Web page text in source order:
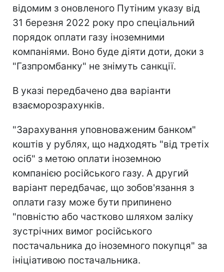
відомим з оновленого Путіним указу від
31 березня 2022 року про спеціальний
порядок оплати газу іноземними
компаніями. Воно буде діяти доти, доки з
"Газпромбанку" не знімуть санкції.
В указі передбачено два варіанти
взаєморозрахунків.
"Зарахування уповноваженим банком"
коштів у рублях, що надходять "від третіх
осіб" з метою оплати іноземною
компанією російського газу. А другий
варіант передбачає, що зобов'язання з
оплати газу може бути припинено
"повністю або частково шляхом заліку
зустрічних вимог російського
постачальника до іноземного покупця" за
ініціативою постачальника.